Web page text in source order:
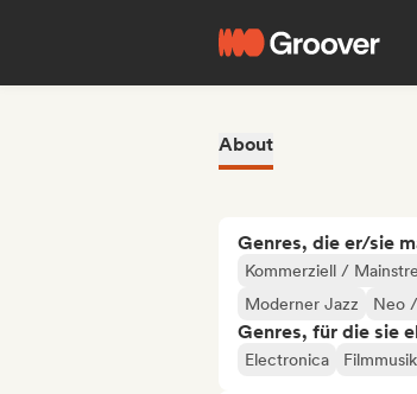
About
Genres, die er/sie
Kommerziell /
Moderner Jazz
Neo
Genres, für die sie
Electronica Filmmusik